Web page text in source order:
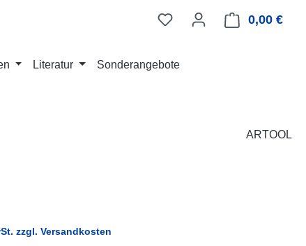
0,00 €
Literatur Sonderangebote
ARTOOL
zzgl. Versandkosten